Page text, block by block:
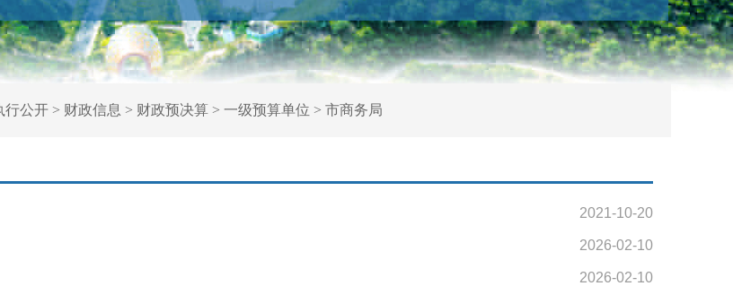
行公开> 财政信息 > 财政预决算> 一级预算单位 > 市商务局
2021-10-20
2026-02-10
2026-02-10